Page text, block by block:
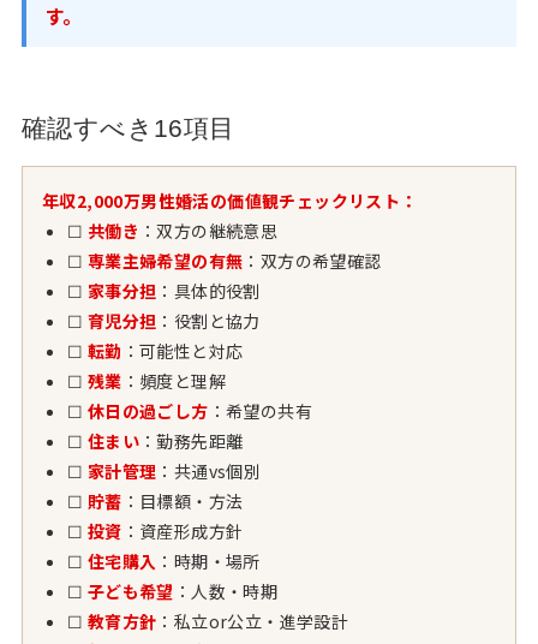
す。
確認すべき16項目
年収2,000万男性婚活の価値観チェックリスト：
☐ 共働き ：双方の継続意思
☐ 専業主婦希望の有無 ：双方の希望確認
☐ 家事分担 ：具体的役割
☐ 育児分担 ：役割と協力
☐ 転勤 ：可能性と対応
☐ 残業 ：頻度と理解
☐ 休日の過ごし方 ：希望の共有
☐ 住まい：勤務先距離
☐ 家計管理 ：共通vs個別
☐ 貯蓄 ：目標額・方法
☐ 投資 ：資産形成方針
☐ 住宅購入 ：時期・場所
☐ 子ども希望 ：人数・時期
☐ 教育方針 ：私立or公立・進学設計